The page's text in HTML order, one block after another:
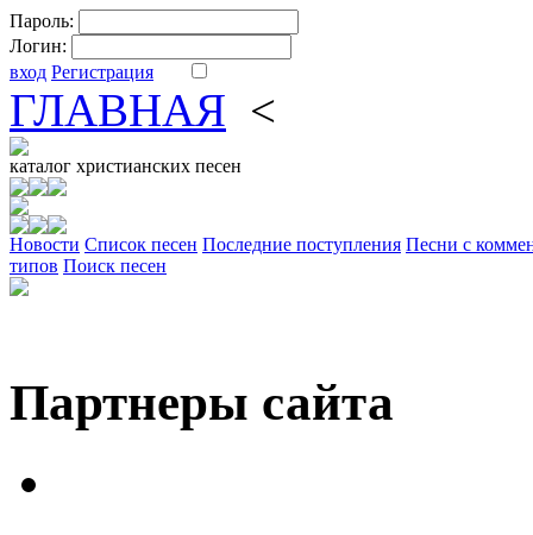
Пароль:
Логин:
вход Регистрация
ГЛАВНАЯ <
каталог христианских песен
Новости Cписок песен Последние поступления Песни с
типов Поиск песен
Партнеры сайта